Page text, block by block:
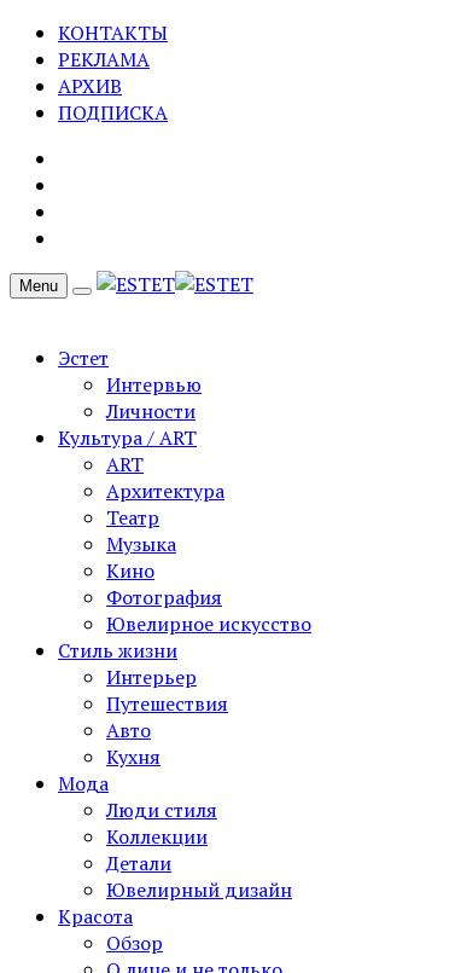
КОНТАКТЫ
РЕКЛАМА
АРХИВ
ПОДПИСКА
Menu
Эстет
Интервью
Личности
Культура / ART
ART
Архитектура
Театр
Музыка
Кино
Фотография
Ювелирное искусство
Стиль жизни
Интерьер
Путешествия
Авто
Кухня
Мода
Люди стиля
Коллекции
Детали
Ювелирный дизайн
Красота
Обзор